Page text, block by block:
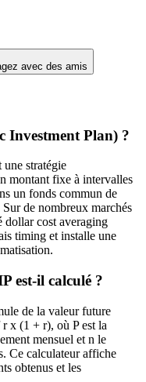
avec des amis
Investment Plan) ?
stratégie
montant fixe à intervalles
un fonds commun de
de nombreux marchés
dollar cost averaging
timing et installe une
est-il calculé ?
de la valeur future
x (1 + r), où P est la
mensuel et n le
Ce calculateur affiche
obtenus et les